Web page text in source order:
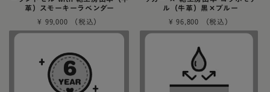
革）スモーキーラベンダー
¥ 99,000
ル（牛革）黒×ブルー
¥ 96,800